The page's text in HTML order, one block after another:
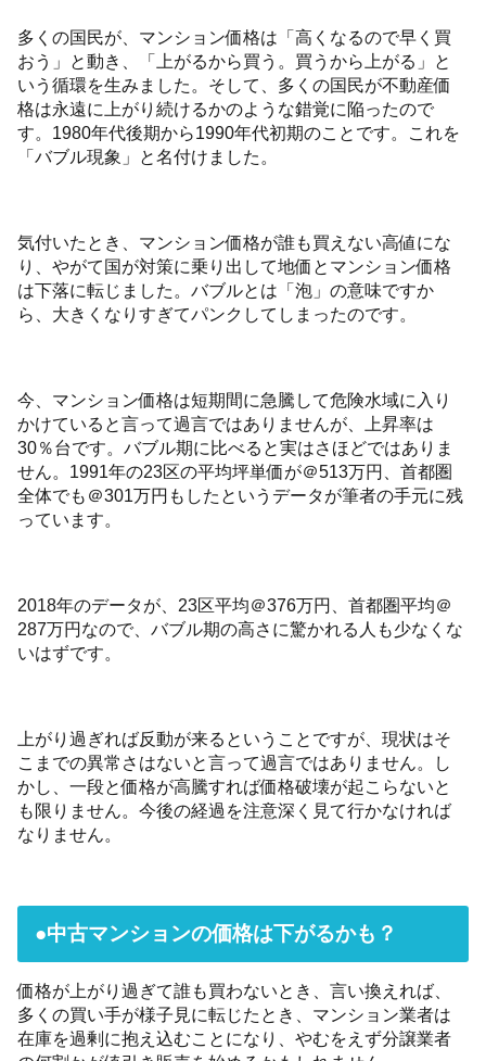
多くの国民が、マンション価格は「高くなるので早く買
おう」と動き、「上がるから買う。買うから上がる」と
いう循環を生みました。そして、多くの国民が不動産価
格は永遠に上がり続けるかのような錯覚に陥ったので
す。1980年代後期から1990年代初期のことです。これを
「バブル現象」と名付けました。
気付いたとき、マンション価格が誰も買えない高値にな
り、やがて国が対策に乗り出して地価とマンション価格
は下落に転じました。バブルとは「泡」の意味ですか
ら、大きくなりすぎてパンクしてしまったのです。
今、マンション価格は短期間に急騰して危険水域に入り
かけていると言って過言ではありませんが、上昇率は
30％台です。バブル期に比べると実はさほどではありま
せん。1991年の23区の平均坪単価が＠513万円、首都圏
全体でも＠301万円もしたというデータが筆者の手元に残
っています。
2018年のデータが、23区平均＠376万円、首都圏平均＠
287万円なので、バブル期の高さに驚かれる人も少なくな
いはずです。
上がり過ぎれば反動が来るということですが、現状はそ
こまでの異常さはないと言って過言ではありません。し
かし、一段と価格が高騰すれば価格破壊が起こらないと
も限りません。今後の経過を注意深く見て行かなければ
なりません。
●中古マンションの価格は下がるかも？
価格が上がり過ぎて誰も買わないとき、言い換えれば、
多くの買い手が様子見に転じたとき、マンション業者は
在庫を過剰に抱え込むことになり、やむをえず分譲業者